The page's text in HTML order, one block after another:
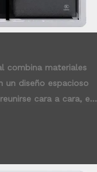
combina materiales
un diseño espacioso
cara a cara, en